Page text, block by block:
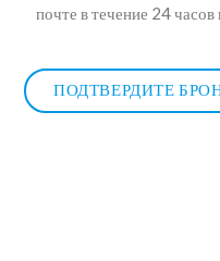
почте в течение 24